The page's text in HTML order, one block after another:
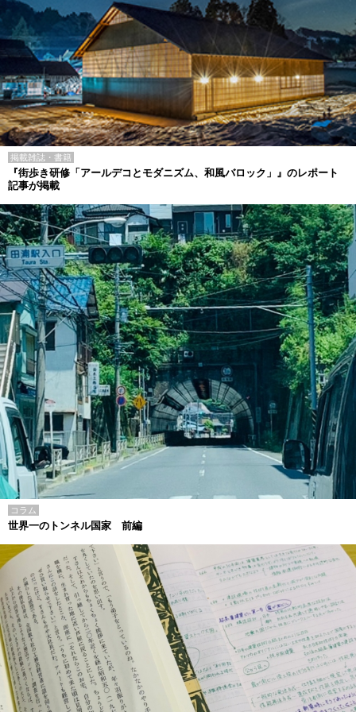
掲載雑誌・書籍
『街歩き研修「アールデコとモダニズム、和風バロック」』のレポート
記事が掲載
コラム
世界一のトンネル国家 前編